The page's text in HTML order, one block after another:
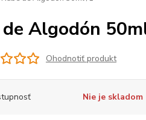
Algodón
Ohodnotiť produkt
Nie je skladom